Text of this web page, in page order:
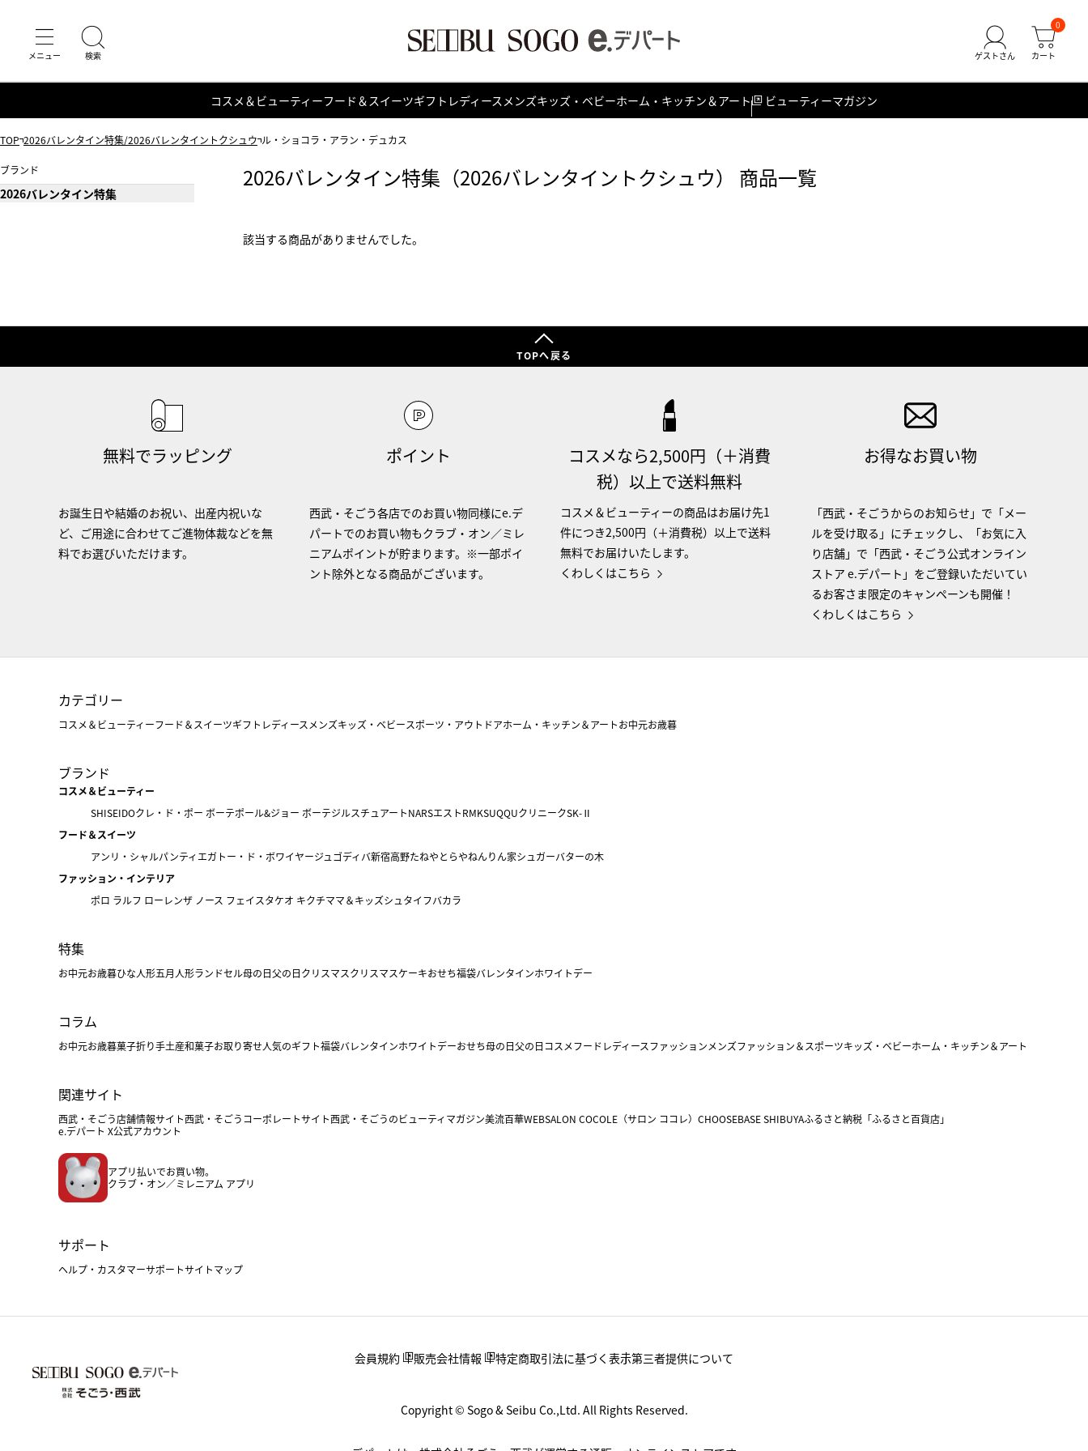
0
コスメ＆ビューティーフード＆スイーツギフト レディース メンズキッズ・ベビーホーム・キッチン＆アート ビューティーマガジン
TOP 2026バレンタイン特集/2026バレンタイントクシュウ ル・ショコラ・アラン・デュカス
2026バレンタイン特集（2026バレンタイントクシュウ） 商品一覧
該当する商品がありませんでした。
ブランド
2026バレンタイン特集
TOPへ戻る
無料でラッピング
お誕生日や結婚のお祝い、出産内祝いな
ど、ご用途に合わせてご進物体裁などを無
料でお選びいただけます。
ポイント
西武・そごう各店でのお買い物同様にe.デ
パートでのお買い物もクラブ・オン／ミレ
ニアムポイントが貯まります。※一部ポイ
ント除外となる商品がございます。
コスメなら2,500円（＋消費
税）以上で送料無料
コスメ＆ビューティーの商品はお届け先1
件につき2,500円（＋消費税）以上で送料
無料でお届けいたします。
くわしくはこちら
お得なお買い物
「西武・そごうからのお知らせ」で「メー
ルを受け取る」にチェックし、「お気に入
り店舗」で「西武・そごう公式オンライン
ストア e.デパート」をご登録いただいてい
るお客さま限定のキャンペーンも開催！
くわしくはこちら
カテゴリー
コスメ＆ビューティーフード＆スイーツギフト レディース メンズキッズ・ベビースポーツ・アウトドアホーム・キッチン＆アートお中元お歳暮
ブランド
コスメ＆ビューティー
SHISEIDOクレ・ド・ポー ボーテポール&ジョー ボーテジルスチュアートNARSエストRMKSUQQUクリニークSK-Ⅱ
フード＆スイーツ
アンリ・シャルパンティエガトー・ド・ボワイヤージュ ゴディバ新宿高野たねやとらやねんりん家シュガーバターの木
ファッション・インテリア
ポロ ラルフ ローレンザ ノース フェイスタケオ キクチママ＆キッズシュタイフバカラ
特集
お中元お歳暮ひな人形五月人形ランドセル母の日父の日クリスマスクリスマスケーキおせち福袋バレンタインホワイトデー
コラム
お中元お歳暮菓子折り手土産和菓子お取り寄せ人気のギフト福袋バレンタインホワイトデーおせち母の日父の日 コスメフードレディースファッションメンズファッション＆スポーツキッズ・ベビーホーム・キッチン＆アート
関連サイト
西武・そごう店舗情報サイト西武・そごうコーポレートサイト西武・そごうのビューティマガジン美流百華WEBSALON COCOLE（サロン ココレ） CHOOSEBASE SHIBUYAふるさと納税「ふるさと百貨店」
e.デパート X公式アカウント
アプリ払いでお買い物。
クラブ・オン／ミレニアム アプリ
サポート
ヘルプ・カスタマーサポートサイトマップ
会員規約 販売会社情報 特定商取引法に基づく表示第三者提供について
Copyright © Sogo & Seibu Co.,Ltd. All Rights Reserved.